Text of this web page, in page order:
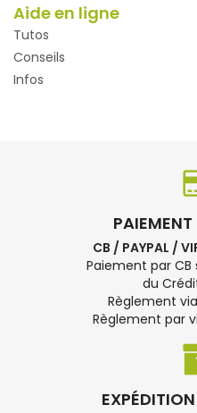
Aide en ligne
Tutos
Conseils
Infos
PAIEMENT
CB / PAYPAL /
Paiement par CB
du
Règlement via
Règlement par